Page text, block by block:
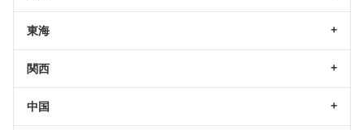
東海
関西
中国